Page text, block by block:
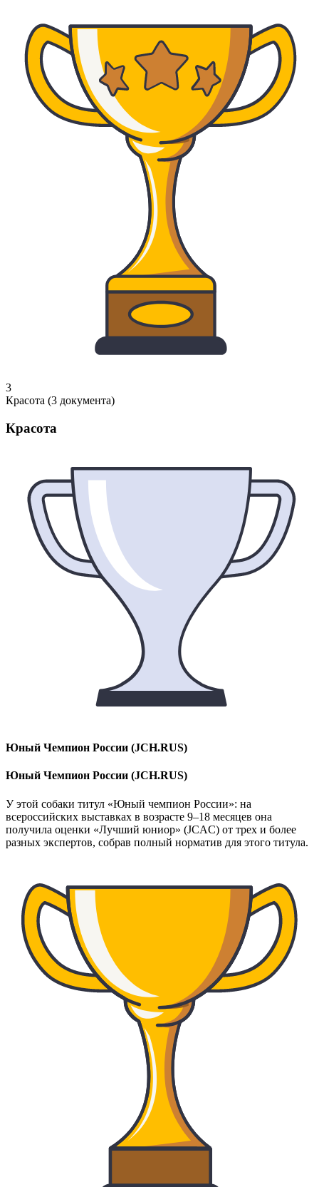
3
Красота (3 документа)
Красота
Юный Чемпион России (JCH.RUS)
Юный Чемпион России (JCH.RUS)
У этой собаки титул «Юный чемпион России»: на
всероссийских выставках в возрасте 9–18 месяцев она
получила оценки «Лучший юниор» (JCAC) от трех и более
разных экспертов, собрав полный норматив для этого титула.